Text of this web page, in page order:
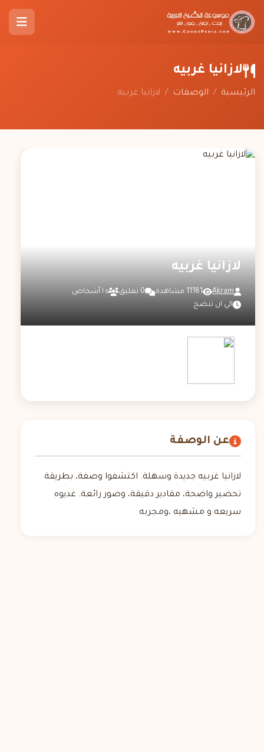
لازانيا غربيه
الرئيسية / الوصفات / لازانيا غربيه
لازانيا غربيه
Akram 11181 مشاهدة 0 تعليق
٥ ا أشخاص
الي ان تنضج
عن الوصفة
لازانيا غربيه جديدة وسهلة. اكتشفوا وصفة، بطريقة
تحضير واضحة، مقادير دقيقة، وصور رائعة. غديوه
سريعه و مشهيه ،ومجربه